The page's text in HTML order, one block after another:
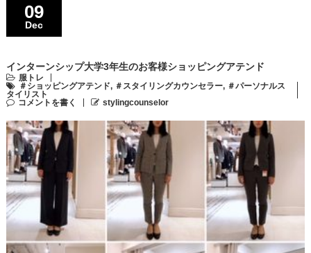
09
Dec
インターンシップ大学3年生のお客様ショッピングアテンド
服トレ
＃ショッピングアテンド, ＃スタイリングカウンセラー, ＃パーソナルス
タイリスト
コメントを書く
stylingcounselor